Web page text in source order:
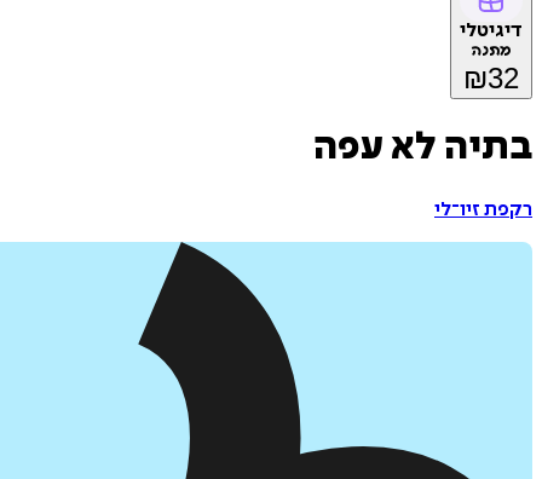
דיגיטלי
מתנה
₪32
בתיה לא עפה
רקפת זיו־לי